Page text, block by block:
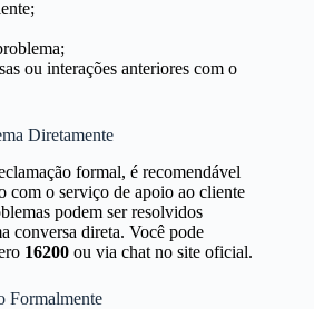
ou interações anteriores com o
Diretamente
formal, é recomendável
com o serviço de apoio ao cliente
podem ser resolvidos
conversa direta. Você pode
16200 ou via chat no site oficial.
Formalmente